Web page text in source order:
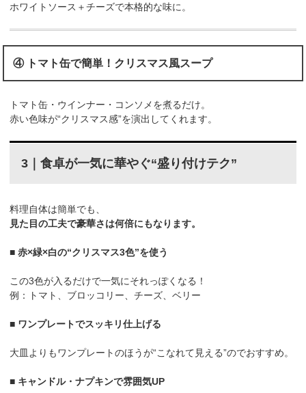
ホワイトソース＋チーズで本格的な味に。
④ トマト缶で簡単！クリスマス風スープ
トマト缶・ウインナー・コンソメを煮るだけ。
赤い色味が“クリスマス感”を演出してくれます。
3｜食卓が一気に華やぐ“盛り付けテク”
料理自体は簡単でも、
見た目の工夫で豪華さは何倍にもなります。
■ 赤×緑×白の“クリスマス3色”を使う
この3色が入るだけで一気にそれっぽくなる！
例：トマト、ブロッコリー、チーズ、ベリー
■ ワンプレートでスッキリ仕上げる
大皿よりもワンプレートのほうが“こなれて見える”のでおすすめ。
■ キャンドル・ナプキンで雰囲気UP